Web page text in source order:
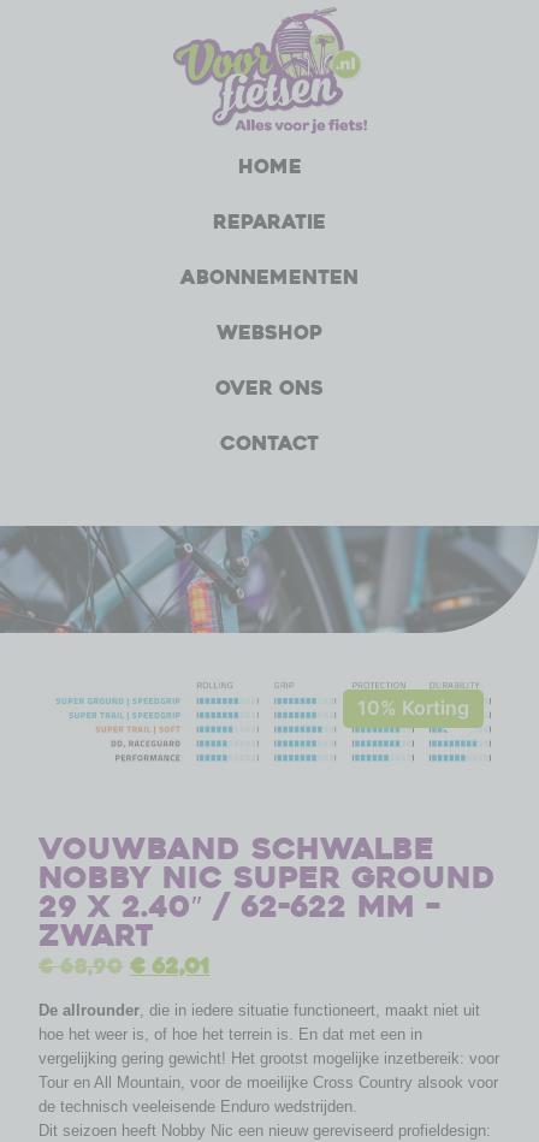
Home
Reparatie
Abonnementen
Webshop
Over ons
Contact
10% Korting
Vouwband Schwalbe
Nobby Nic Super Ground
29 x 2.40″ / 62-622 mm –
zwart
€68,90 €62,01
De allrounder, die in iedere situatie functioneert, maakt niet uit
hoe het weer is, of hoe het terrein is. En dat met een in
vergelijking gering gewicht! Het grootst mogelijke inzetbereik: voor
Tour en All Mountain, voor de moeilijke Cross Country alsook voor
de technisch veeleisende Enduro wedstrijden.
Dit seizoen heeft Nobby Nic een nieuw gereviseerd profieldesign: